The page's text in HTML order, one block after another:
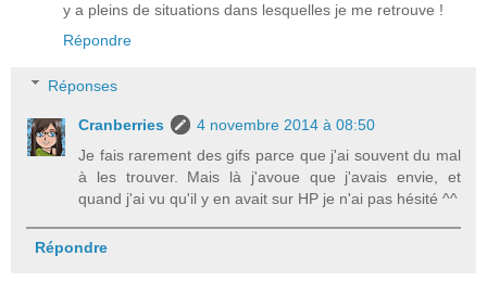
y a pleins de situations dans lesquelles je me retrouve !
Répondre
Réponses
Cranberries
4 novembre 2014 à 08:50
Je fais rarement des gifs parce que j'ai souvent du mal
à les trouver. Mais là j'avoue que j'avais envie, et
quand j'ai vu qu'il y en avait sur HP je n'ai pas hésité ^^
Répondre